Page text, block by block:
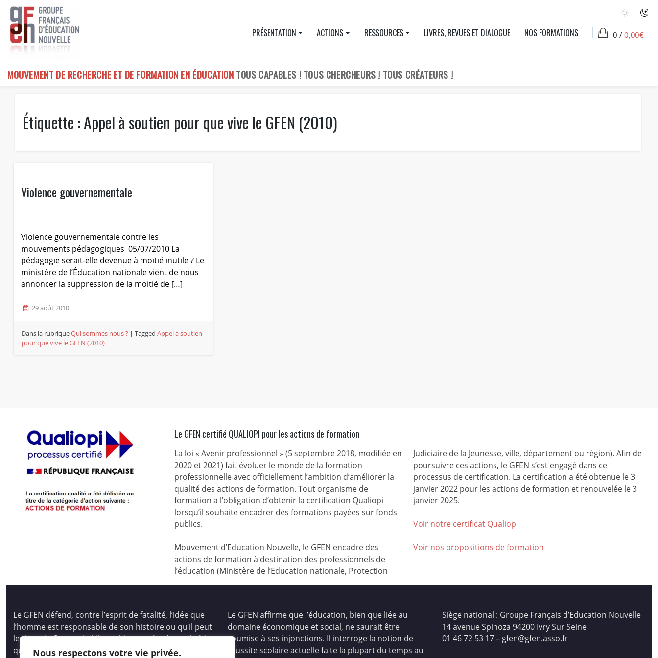
Nous respectons votre vie privée.
Skip
content
MOUVEMENT DE RECHERCHE ET DE FORMATION EN ÉDUCATION TOUS CAPABLES ! TOUS CHERCHEURS ! TOUS CRÉATEURS !
PRÉSENTATION ACTIONS RESSOURCES LIVRES, REVUES ET DIALOGUE NOS FORMATIONS 0 / 0,00€
Étiquette :Appel à soutien pour que vive le GFEN (2010)
Violence gouvernementale
Violence gouvernementale contre les
mouvements pédagogiques 05/07/2010 La
pédagogie serait-elle devenue à moitié inutile ? Le
ministère de l’Éducation nationale vient de nous
annoncer la suppression de la moitié de […]
29 août 2010
Dans la rubriqueQui sommes nous ? |TaggedAppel à soutien
pour que vive le GFEN (2010)
Le GFEN certifié QUALIOPI pour les actions de formation
La loi « Avenir professionnel » (5 septembre 2018, modifiée en
2020 et 2021) fait évoluer le monde de la formation
professionnelle avec officiellement l’ambition d’améliorer la
qualité des actions de formation. Tout organisme de
formation a l’obligation d’obtenir la certification Qualiopi
lorsqu’il souhaite encadrer des formations payées sur fonds
publics.
Mouvement d’Education Nouvelle, le GFEN encadre des
actions de formation à destination des professionnels de
l’éducation (Ministère de l’Education nationale, Protection
Judiciaire de la Jeunesse, ville, département ou région). Afin de
poursuivre ces actions, le GFEN s’est engagé dans ce
processus de certification. La certification a été obtenue le 3
janvier 2022 pour les actions de formation et renouvelée le 3
janvier 2025.
Voir notre certificat Qualiopi
Voir nos propositions de formation
Le GFEN défend, contre l’esprit de fatalité, l’idée que
l’homme est responsable de son histoire ou qu’il peut
le devenir. Son pari philosophique se fonde sur le fait
que tous les hommes, les enfants des hommes,
Le GFEN affirme que l’éducation, bien que liée au
domaine économique et social, ne saurait être
soumise à ses injonctions. Il interroge la notion de
réussite scolaire actuelle faite la plupart du temps au
Siège national : Groupe Français d’Education Nouvelle
14 avenue Spinoza 94200 Ivry Sur Seine
01 46 72 53 17 – gfen@gfen.asso.fr